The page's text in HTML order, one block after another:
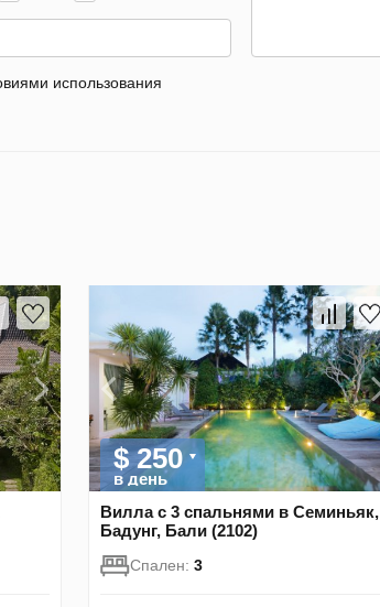
использования
$ 250
в день
Вилла с 3 спальнями в Семиньяк,
Бадунг, Бали (2102)
Спален: 3